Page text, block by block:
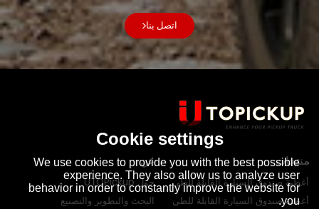
اتصل بنا
منتجات
أغطية صندوق السيارة القابلة للطي
أغطية صندوق السيارة القابلة للطي
عن
حول UTOPickup
البحث والتطوير والتصنيع
Cookie settings
We use cookies to provide you with the best possible
experience. They also allow us to analyze user
behavior in order to constantly improve the website for
you.